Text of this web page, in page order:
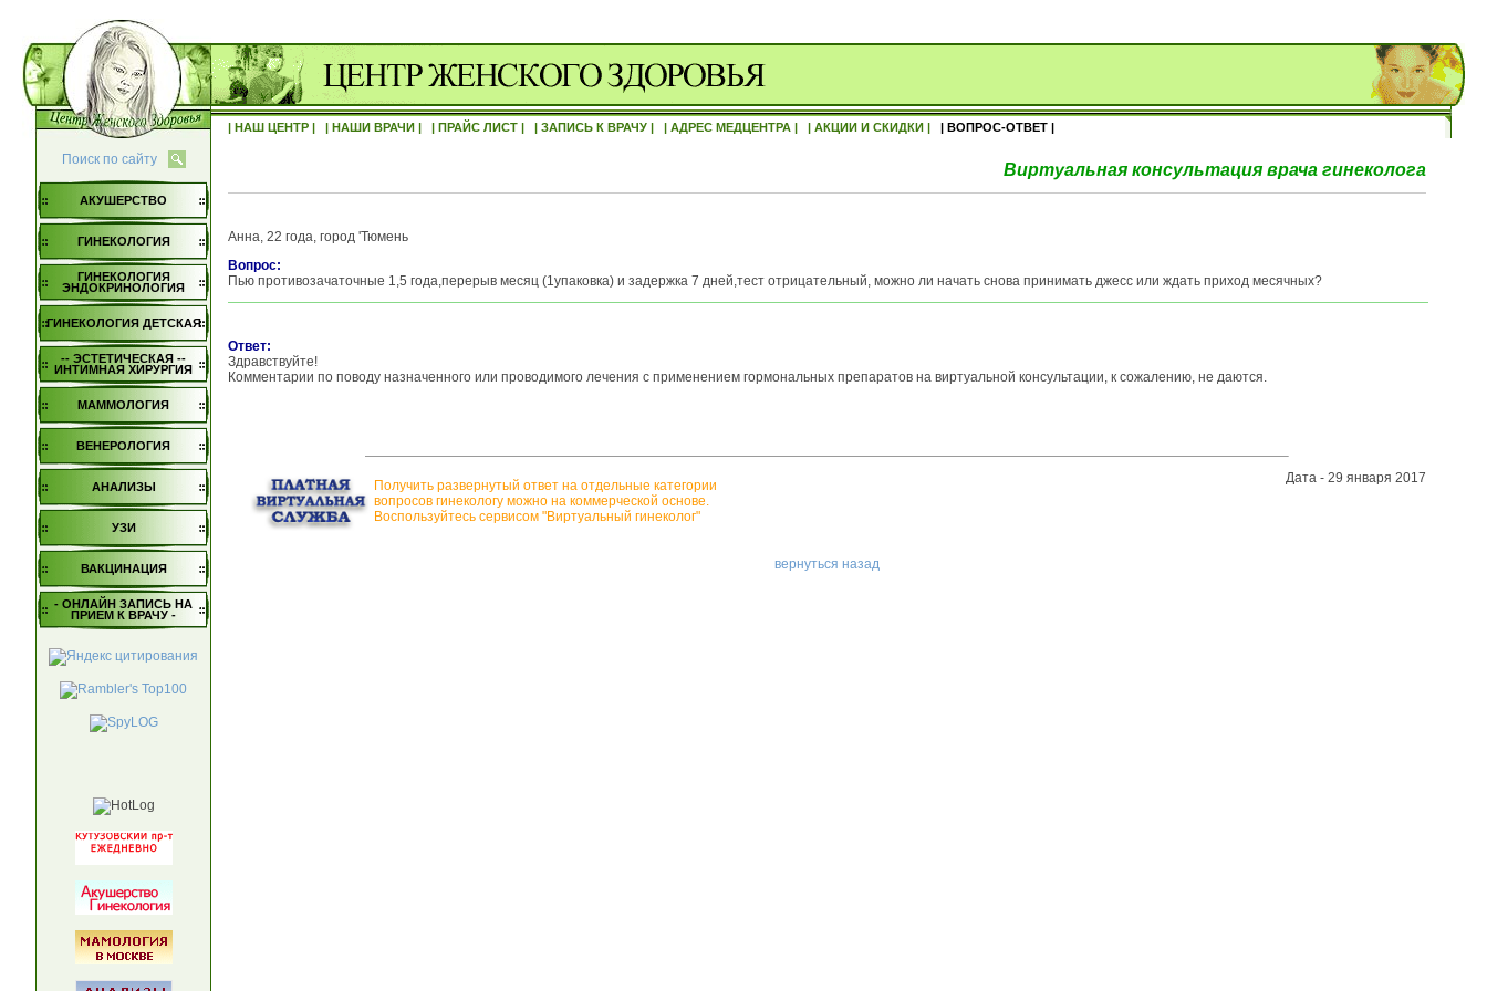
| НАШ ЦЕНТР | | НАШИ ВРАЧИ | | ПРАЙС ЛИСТ | | ЗАПИСЬ К ВРАЧУ | | АДРЕС МЕДЦЕНТРА | | АКЦИИ И СКИДКИ | | ВОПРОС-ОТВЕТ |
Поиск по сайту
АКУШЕРСТВО
ГИНЕКОЛОГИЯ
ГИНЕКОЛОГИЯ
ЭНДОКРИНОЛОГИЯ
ГИНЕКОЛОГИЯ ДЕТСКАЯ
-- ЭСТЕТИЧЕСКАЯ --
ИНТИМНАЯ ХИРУРГИЯ
МАММОЛОГИЯ
ВЕНЕРОЛОГИЯ
АНАЛИЗЫ
УЗИ
ВАКЦИНАЦИЯ
- ОНЛАЙН ЗАПИСЬ НА
ПРИЕМ К ВРАЧУ -
Виртуальная консультация врача гинеколога
Анна, 22 года, город 'Тюмень
Вопрос:
Пью противозачаточные 1,5 года,перерыв месяц (1упаковка) и задержка 7 дней,тест отрицательный, можно ли начать снова принимать джесс или ждать приход месячных?
Ответ:
Здравствуйте!
Комментарии по поводу назначенного или проводимого лечения с применением гормональных препаратов на виртуальной консультации, к сожалению, не даются.
Получить развернутый ответ на отдельные категории
вопросов гинекологу можно на коммерческой основе.
Воспользуйтесь сервисом "Виртуальный гинеколог"
Дата - 29 января 2017
вернуться назад